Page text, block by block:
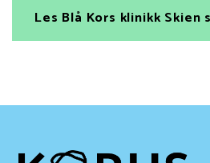
Les Blå Kors klinikk